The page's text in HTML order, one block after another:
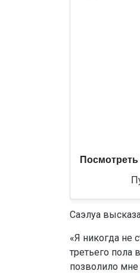
Саэлуа
«Я никогда не
третьего пола
позволило мне